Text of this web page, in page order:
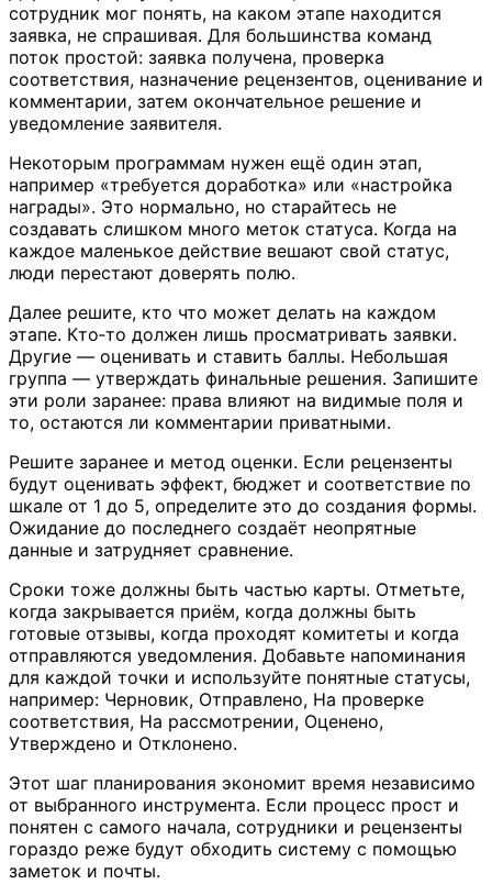
сотрудник мог понять, на каком этапе находится
заявка, не спрашивая. Для большинства команд
поток простой: заявка получена, проверка
соответствия, назначение рецензентов, оценивание и
комментарии, затем окончательное решение и
уведомление заявителя.
Некоторым программам нужен ещё один этап,
например «требуется доработка» или «настройка
награды». Это нормально, но старайтесь не
создавать слишком много меток статуса. Когда на
каждое маленькое действие вешают свой статус,
люди перестают доверять полю.
Далее решите, кто что может делать на каждом
этапе. Кто‑то должен лишь просматривать заявки.
Другие — оценивать и ставить баллы. Небольшая
группа — утверждать финальные решения. Запишите
эти роли заранее: права влияют на видимые поля и
то, остаются ли комментарии приватными.
Решите заранее и метод оценки. Если рецензенты
будут оценивать эффект, бюджет и соответствие по
шкале от 1 до 5, определите это до создания формы.
Ожидание до последнего создаёт неопрятные
данные и затрудняет сравнение.
Сроки тоже должны быть частью карты. Отметьте,
когда закрывается приём, когда должны быть
готовые отзывы, когда проходят комитеты и когда
отправляются уведомления. Добавьте напоминания
для каждой точки и используйте понятные статусы,
например: Черновик, Отправлено, На проверке
соответствия, На рассмотрении, Оценено,
Утверждено и Отклонено.
Этот шаг планирования экономит время независимо
от выбранного инструмента. Если процесс прост и
понятен с самого начала, сотрудники и рецензенты
гораздо реже будут обходить систему с помощью
заметок и почты.